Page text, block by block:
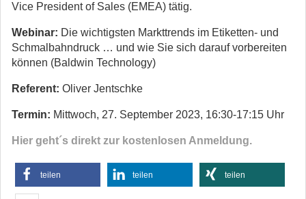
Vice President of Sales (EMEA) tätig.
Webinar: Die wichtigsten Markttrends im Etiketten- und
Schmalbahndruck … und wie Sie sich darauf vorbereiten
können (Baldwin Technology)
Referent: Oliver Jentschke
Termin: Mittwoch, 27. September 2023, 16:30-17:15 Uhr
Hier geht´s direkt zur kostenlosen Anmeldung.
teilen teilen teilen